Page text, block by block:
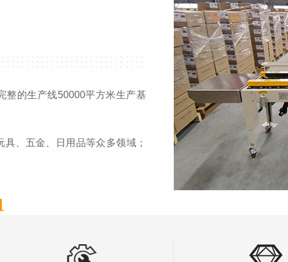
整的生产线50000平方米生产基
、五金、日用品等众多领域；